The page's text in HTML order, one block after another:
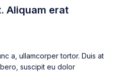
Aliquam erat
a, ullamcorper tortor. Duis at
suscipit eu dolor